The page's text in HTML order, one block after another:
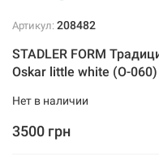
Артикул: 208482
STADLER FORM
Oskar little white (O-060)
Нет в наличии
3500 грн